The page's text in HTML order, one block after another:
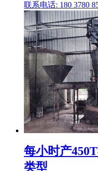
联系电话: 180 3780
每小时产
类型